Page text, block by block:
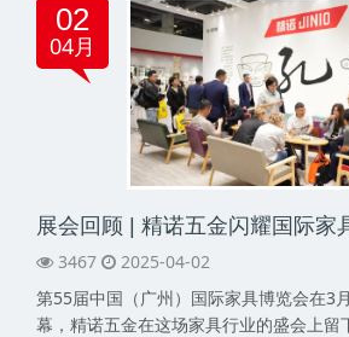
02
04月
3467
2025-04-02
第55届中国（广州）国际家具博览会在3
幕，精诺五金在这场家具行业的盛会上留